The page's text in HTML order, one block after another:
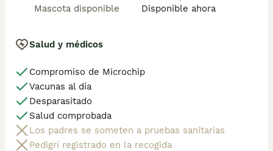
pequeños cachorros a toda la península , el pago lo
Mandamos a toda España .
Disponemos de varias razas
Si no esta la raza que queréis llámanos , intentaremos
encontrártela , trabajamos con los mejores criadores
de España .
Mascota disponible
Disponible ahora
Salud y médicos
Compromiso de Microchip
Vacunas al día
Desparasitado
Salud comprobada
Los padres se someten a pruebas sanitarias
Pedigrí registrado en la recogida